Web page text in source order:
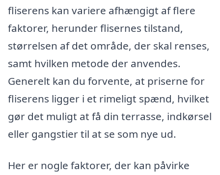
fliserens kan variere afhængigt af flere
faktorer, herunder flisernes tilstand,
størrelsen af det område, der skal renses,
samt hvilken metode der anvendes.
Generelt kan du forvente, at priserne for
fliserens ligger i et rimeligt spænd, hvilket
gør det muligt at få din terrasse, indkørsel
eller gangstier til at se som nye ud.
Her er nogle faktorer, der kan påvirke